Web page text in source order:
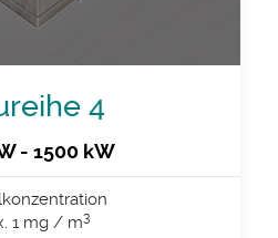
4
- 1500 kW
1 mg / m3